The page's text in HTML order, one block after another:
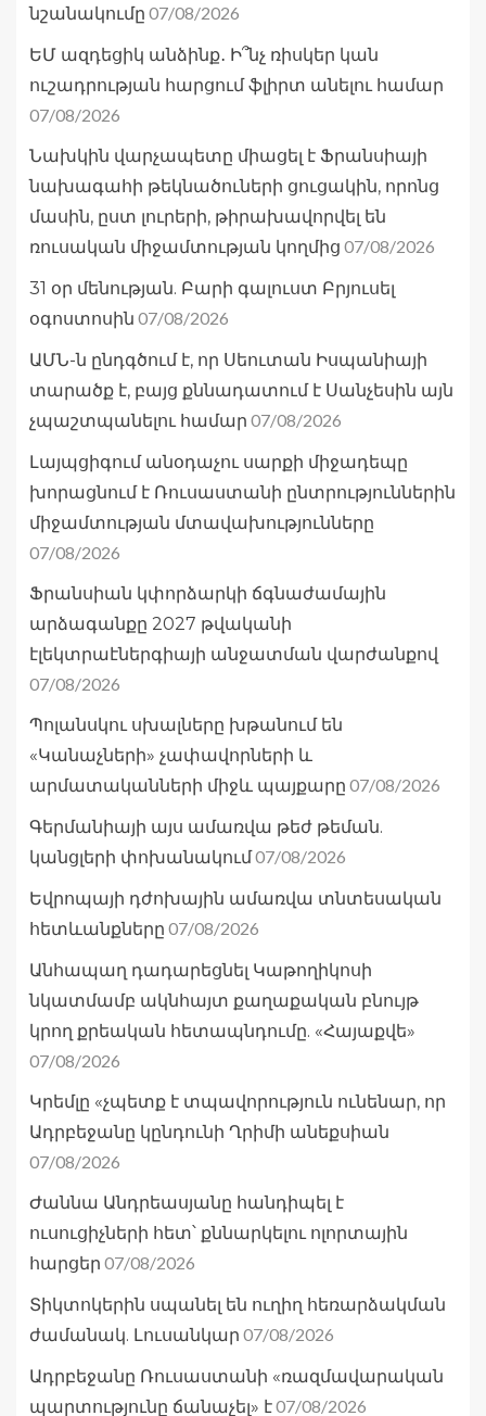
նշանակումը 07/08/2026
ԵՄ ազդեցիկ անձինք․ Ի՞նչ ռիսկեր կան
ուշադրության հարցում ֆլիրտ անելու համար
07/08/2026
Նախկին վարչապետը միացել է Ֆրանսիայի
նախագահի թեկնածուների ցուցակին, որոնց
մասին, ըստ լուրերի, թիրախավորվել են
ռուսական միջամտության կողմից 07/08/2026
31 օր մենության. Բարի գալուստ Բրյուսել
օգոստոսին 07/08/2026
ԱՄՆ-ն ընդգծում է, որ Սեուտան Իսպանիայի
տարածք է, բայց քննադատում է Սանչեսին այն
չպաշտպանելու համար 07/08/2026
Լայպցիգում անօդաչու սարքի միջադեպը
խորացնում է Ռուսաստանի ընտրություններին
միջամտության մտավախությունները
07/08/2026
Ֆրանսիան կփորձարկի ճգնաժամային
արձագանքը 2027 թվականի
էլեկտրաէներգիայի անջատման վարժանքով
07/08/2026
Պոլանսկու սխալները խթանում են
«Կանաչների» չափավորների և
արմատականների միջև պայքարը 07/08/2026
Գերմանիայի այս ամառվա թեժ թեման.
կանցլերի փոխանակում07/08/2026
Եվրոպայի դժոխային ամառվա տնտեսական
հետևանքները 07/08/2026
Անհապաղ դադարեցնել Կաթողիկոսի
նկատմամբ ակնհայտ քաղաքական բնույթ
կրող քրեական հետապնդումը. «Հայաքվե»
07/08/2026
Կրեմլը «չպետք է տպավորություն ունենար, որ
Ադրբեջանը կընդունի Ղրիմի անեքսիան
07/08/2026
Ժաննա Անդրեասյանը հանդիպել է
ուսուցիչների հետ՝ քննարկելու ոլորտային
հարցեր 07/08/2026
Տիկտոկերին սպանել են ուղիղ հեռարձակման
ժամանակ. Լուսանկար 07/08/2026
Ադրբեջանը Ռուսաստանի «ռազմավարական
պարտությունը ճանաչել» է07/08/2026